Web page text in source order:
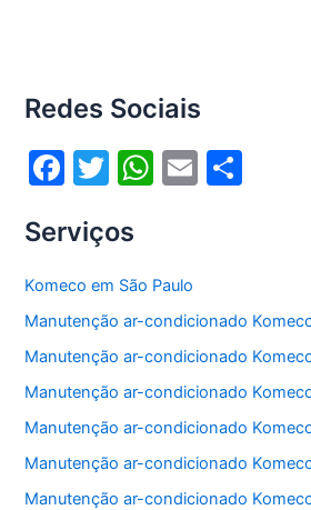
Redes Sociais
F
c
e
b
o
o
k
T
itt
er
W
s
A
p
p
E
Serviços
Komeco em São Paulo
Manutenção ar-condicionado
Manutenção ar-condicionado
Manutenção ar-condicionado
Manutenção ar-condicionado
Manutenção ar-condicionado
Manutenção ar-condicionado